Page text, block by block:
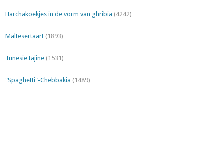
Harchakoekjes in de vorm van ghribia (4242)
Maltesertaart (1893)
Tunesie tajine (1531)
"Spaghetti"-Chebbakia (1489)